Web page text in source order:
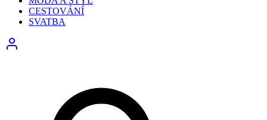
CESTOVÁNÍ
SVATBA